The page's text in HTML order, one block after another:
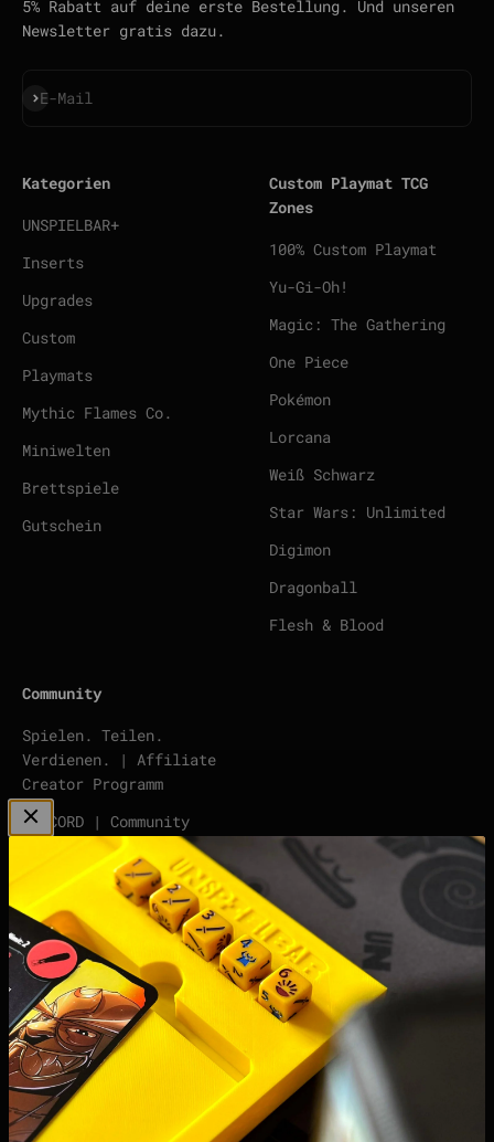
5% Rabatt auf deine erste Bestellung. Und unseren
Newsletter gratis dazu.
E-Mail
Abonnieren
Kategorien
UNSPIELBAR+
Inserts
Upgrades
Custom
Playmats
Mythic Flames Co.
Miniwelten
Brettspiele
Gutschein
Custom Playmat TCG
Zones
100% Custom Playmat
Yu-Gi-Oh!
Magic: The Gathering
One Piece
Pokémon
Lorcana
Weiß Schwarz
Star Wars: Unlimited
Digimon
Dragonball
Flesh & Blood
Community
Spielen. Teilen.
Verdienen. | Affiliate
Creator Programm
DISCORD | Community
points | Score Tracker
Podcast
Impressum
Datenschutzerklärung
Widerrufsrecht &
Widerrufsformular
Allgemeine
Geschäftsbedingungen